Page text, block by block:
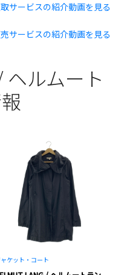
サービスの紹介動画を見る
サービスの紹介動画を見る
ヘルムート
ケット・コート